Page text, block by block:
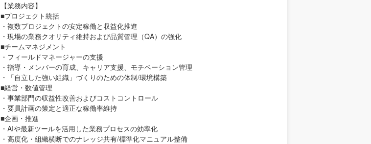
【業務内容】
■プロジェクト統括
・複数プロジェクトの安定稼働と収益化推進
・現場の業務クオリティ維持および品質管理（QA）の強化
■チームマネジメント
・フィールドマネージャーの支援
・指導・メンバーの育成、キャリア支援、モチベーション管理
・「自立した強い組織」づくりのための体制/環境構築
■経営・数値管理
・事業部門の収益性改善およびコストコントロール
・要員計画の策定と適正な稼働率維持
■企画・推進
・AIや最新ツールを活用した業務プロセスの効率化
・高度化・組織横断でのナレッジ共有/標準化マニュアル整備